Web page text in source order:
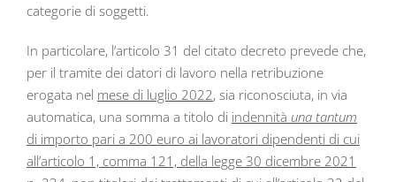
categorie di soggetti.
In particolare, l’articolo 31 del citato decreto prevede che,
per il tramite dei datori di lavoro nella retribuzione
erogata nel mese di luglio 2022, sia riconosciuta, in via
automatica, una somma a titolo di indennità una tantum
di importo pari a 200 euro ai lavoratori dipendenti di cui
all’articolo 1, comma 121, della legge 30 dicembre 2021